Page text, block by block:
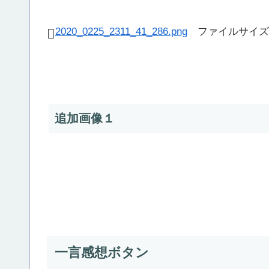
2020_0225_2311_41_286.pngファイルサイズ
追加画像１
一言感想ボタン